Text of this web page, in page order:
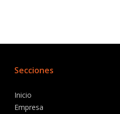
Secciones
Inicio
Empresa